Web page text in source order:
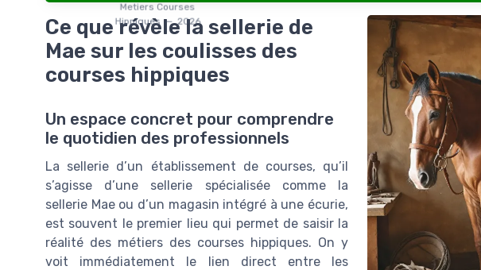
Metiers Courses
Hippiques — 2026
Ce que révèle la sellerie de
Mae sur les coulisses des
courses hippiques
Un espace concret pour comprendre
le quotidien des professionnels
La sellerie d’un établissement de courses, qu’il
s’agisse d’une sellerie spécialisée comme la
sellerie Mae ou d’un magasin intégré à une écurie,
est souvent le premier lieu qui permet de saisir la
réalité des métiers des courses hippiques. On y
voit immédiatement le lien direct entre les